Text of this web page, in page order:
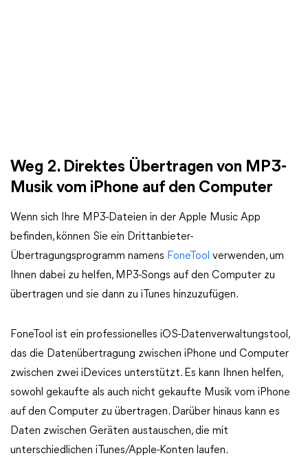
Weg 2. Direktes Übertragen von MP3-
Musik vom iPhone auf den Computer
Wenn sich Ihre MP3-Dateien in der Apple Music App
befinden, können Sie ein Drittanbieter-
Übertragungsprogramm namens FoneTool verwenden, um
Ihnen dabei zu helfen, MP3-Songs auf den Computer zu
übertragen und sie dann zu iTunes hinzuzufügen.
FoneTool ist ein professionelles iOS-Datenverwaltungstool,
das die Datenübertragung zwischen iPhone und Computer
zwischen zwei iDevices unterstützt. Es kann Ihnen helfen,
sowohl gekaufte als auch nicht gekaufte Musik vom iPhone
auf den Computer zu übertragen. Darüber hinaus kann es
Daten zwischen Geräten austauschen, die mit
unterschiedlichen iTunes/Apple-Konten laufen.